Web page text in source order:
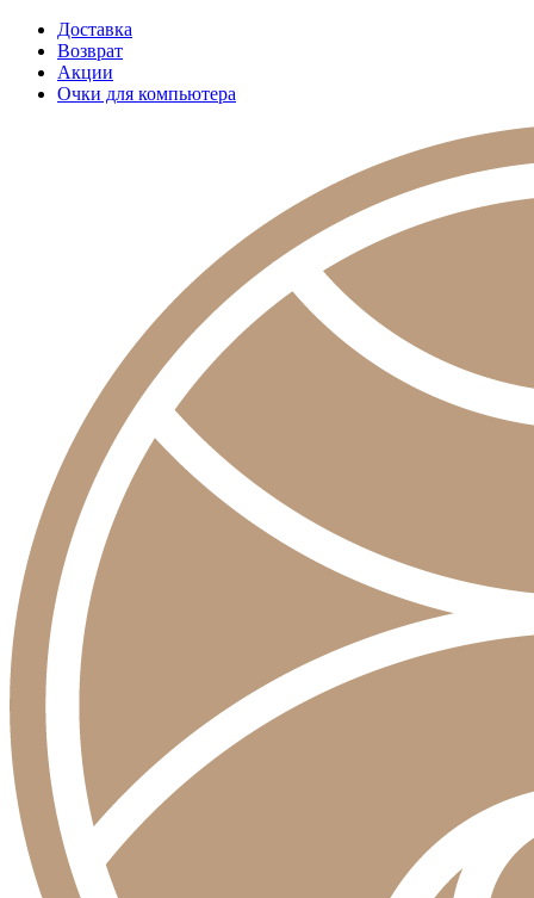
Доставка
Возврат
Акции
Очки для компьютера